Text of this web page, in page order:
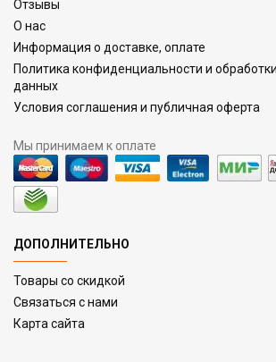
Отзывы
О нас
Информация о доставке, оплате
Политика конфиденциальности и
данных
Условия соглашения и публичная оферта
Мы принимаем к оплате
ДОПОЛНИТЕЛЬНО
Товары со скидкой
Связаться с нами
Карта сайта